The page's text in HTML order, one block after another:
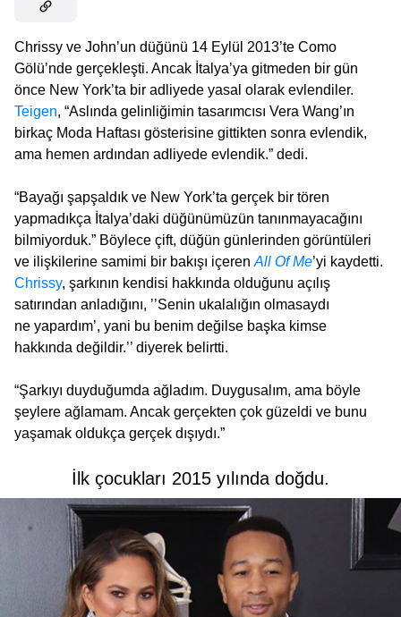
Chrissy ve John’un düğünü 14 Eylül 2013’te Como
Gölü’nde gerçekleşti. Ancak İtalya’ya gitmeden bir gün
önce New York’ta bir adliyede yasal olarak evlendiler.
Teigen, “Aslında gelinliğimin tasarımcısı Vera Wang’ın
birkaç Moda Haftası gösterisine gittikten sonra evlendik,
ama hemen ardından adliyede evlendik.” dedi.
“Bayağı şapşaldık ve New York’ta gerçek bir tören
yapmadıkça İtalya’daki düğünümüzün tanınmayacağını
bilmiyorduk.” Böylece çift, düğün günlerinden görüntüleri
ve ilişkilerine samimi bir bakışı içeren All Of Me’yi kaydetti.
Chrissy, şarkının kendisi hakkında olduğunu açılış
satırından anladığını, ’’Senin ukalalığın olmasaydı
ne yapardım’, yani bu benim değilse başka kimse
hakkında değildir.’’ diyerek belirtti.
“Şarkıyı duyduğumda ağladım. Duygusalım, ama böyle
şeylere ağlamam. Ancak gerçekten çok güzeldi ve bunu
yaşamak oldukça gerçek dışıydı.”
İlk çocukları 2015 yılında doğdu.